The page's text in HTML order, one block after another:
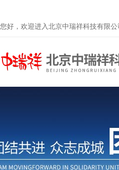
您好，欢迎进入北京中瑞祥科技有限公